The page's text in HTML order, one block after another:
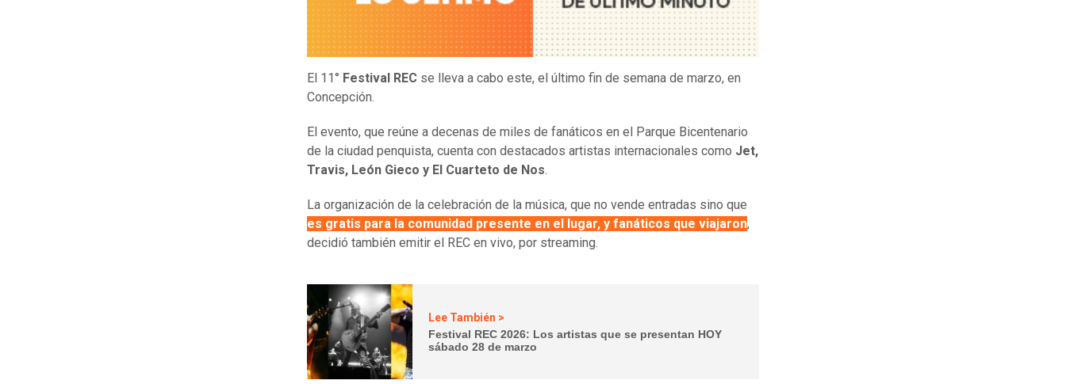
El 11° Festival REC se lleva a cabo este, el último fin de semana de marzo, en
Concepción.
El evento, que reúne a decenas de miles de fanáticos en el Parque Bicentenario
de la ciudad penquista, cuenta con destacados artistas internacionales como Jet,
Travis, León Gieco y El Cuarteto de Nos.
La organización de la celebración de la música, que no vende entradas sino que
es gratis para la comunidad presente en el lugar, y fanáticos que viajaron,
decidió también emitir el REC en vivo, por streaming.
Lee También >
Festival REC 2026: Los artistas que se presentan HOY
sábado 28 de marzo